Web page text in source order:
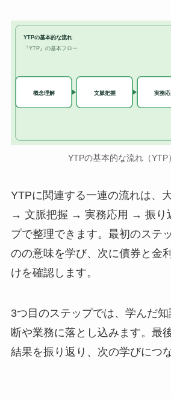
YTPの基本的な流れ
『YTP』の基本フロー
概念理解 文脈把握 実務
YTPの基本的な流れ（YTP
YTPに関連する一連の流れは、
→ 文脈把握 → 実務応用 → 振り
プで整理できます。最初のステ
のの意味を学び、次に債券と金
けを確認します。
3つ目のステップでは、学んだ
断や業務に落とし込みます。最
結果を振り返り、次の学びにつ